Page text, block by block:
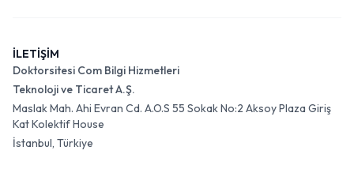
İLETİŞİM
Doktorsitesi Com Bilgi Hizmetleri
Teknoloji ve Ticaret A.Ş.
Maslak Mah. Ahi Evran Cd. A.O.S 55 Sokak No:2 Aksoy Plaza Giriş
Kat Kolektif House
İstanbul, Türkiye